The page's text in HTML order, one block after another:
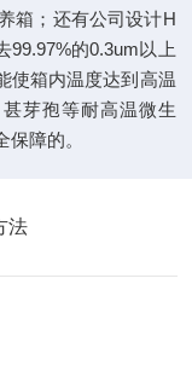
箱；还有公司设计H
99.97%的0.3um以上
使箱内温度达到高温
芽孢等耐高温微生
障的。
法